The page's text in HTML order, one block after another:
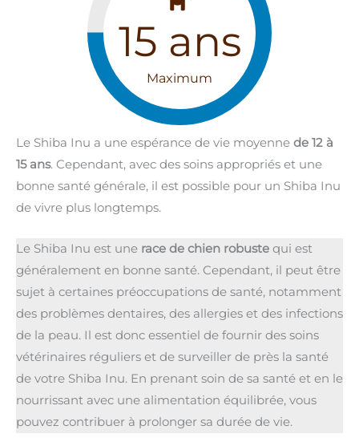
15 ans
Maximum
Le Shiba Inu a une espérance de vie moyenne de 12 à
15 ans. Cependant, avec des soins appropriés et une
bonne santé générale, il est possible pour un Shiba Inu
de vivre plus longtemps.
Le Shiba Inu est une race de chien robuste qui est
généralement en bonne santé. Cependant, il peut être
sujet à certaines préoccupations de santé, notamment
des problèmes dentaires, des allergies et des infections
de la peau. Il est donc essentiel de fournir des soins
vétérinaires réguliers et de surveiller de près la santé
de votre Shiba Inu. En prenant soin de sa santé et en le
nourrissant avec une alimentation équilibrée, vous
pouvez contribuer à prolonger sa durée de vie.